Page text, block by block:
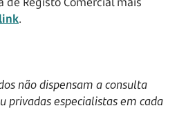
.
não dispensam a consulta
privadas especialistas em cada